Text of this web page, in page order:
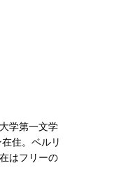
学第一文学
住。ベルリ
はフリーの